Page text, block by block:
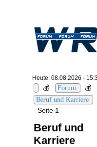
Heute: 08.08.2026 -
💰 Forum 💰
Beruf und Karriere
Seite 1
Beruf und
Karriere